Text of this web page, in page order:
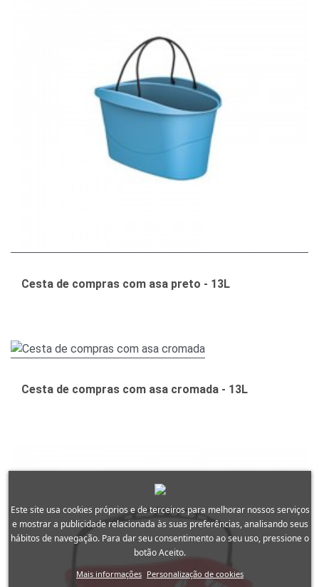
Cesta de compras com asa preto - 13L
Cesta de compras com asa cromada - 13L
Este site usa cookies próprios e de terceiros para melhorar nossos serviços
e mostrar a publicidade relacionada às suas preferências, analisando seus
hábitos de navegação. Para dar seu consentimento ao seu uso, pressione o
botão Aceito.
Mais informações Personalização de cookies